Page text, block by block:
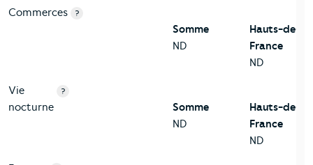
Commerces ?
Somme
ND
Hauts-de-
France
ND
Vie
nocturne
?
Somme
ND
Hauts-de-
France
ND